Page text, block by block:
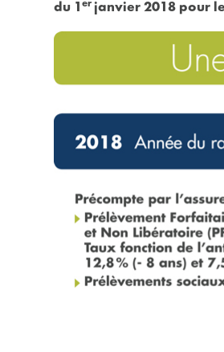
du 1 er janvier 2018 pour